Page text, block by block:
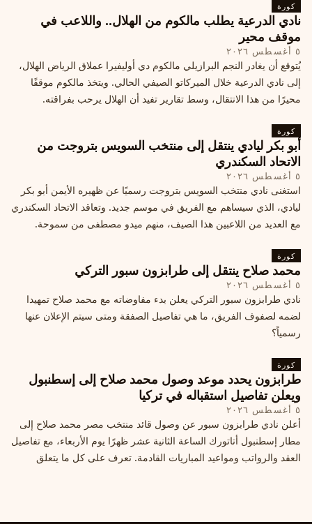
كورة
نادي الدرعية يطلب مالكوم من الهلال.. واللاعب في
موقف محير
٥ أغسطس ٢٠٢٦
يُتوقع أن يغادر النجم البرازيلي مالكوم دي أوليفيرا عملاق الرياض الهلال،
إلى نادي الدرعية خلال الميركاتو الصيفي الحالي. ويتخذ مالكوم موقفًا
محيرًا من هذا الانتقال، وسط تقارير تفيد أن الهلال يرحب بفراقته.
كورة
أبو بكر ليادي ينتقل إلى منتخب السويس بتروجت من
الاتحاد السكندري
٥ أغسطس ٢٠٢٦
استغنى نادي منتخب السويس بتروجت رسميًا عن ظهيره الأيمن أبو بكر
ليادي، الذي سيساهم مع الفريق في موسم جديد. وتعاقد الاتحاد السكندري
مع العديد من اللاعبين هذا الصيف، منهم ميدو مصطفى من سموحة.
كورة
محمد صلاح ينتقل إلى طرابزون سبور التركي
٥ أغسطس ٢٠٢٦
نادي طرابزون سبور التركي يعلن بدء مفاوضاته مع محمد صلاح تمهيدا
لضمه لصفوف الفريق، ما هي تفاصيل الصفقة ومتى سيتم الإعلان عنها
رسمياً؟
كورة
طرابزون يحدد موعد وصول محمد صلاح إلى إسطنبول
ويعلن تفاصيل استقباله في تركيا
٥ أغسطس ٢٠٢٦
أعلن نادي طرابزون سبور عن وصول قائد منتخب مصر محمد صلاح إلى
مطار إسطنبول أتاتورك الساعة الثانية عشر ظهرًا يوم الأربعاء، مع تفاصيل
العقد والرواتب ومواعيد المباريات القادمة. تعرف على كل ما يتعلق